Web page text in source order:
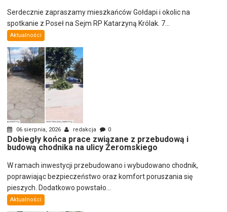
Serdecznie zapraszamy mieszkańców Gołdapi i okolic na
spotkanie z Poseł na Sejm RP Katarzyną Królak. 7...
Aktualności
06 sierpnia, 2026 redakcja 0
Dobiegły końca prace związane z przebudową i
budową chodnika na ulicy Żeromskiego
W ramach inwestycji przebudowano i wybudowano chodnik,
poprawiając bezpieczeństwo oraz komfort poruszania się
pieszych. Dodatkowo powstało...
Aktualności